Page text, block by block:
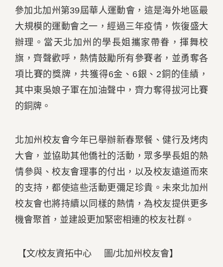
參加北加州第39屆華人運動會，這是海外地區最
大規模的運動會之一，經過三年疫情，恢復盛大
辦理。當天北加州的學長姐攜家帶眷，揮舞校
旗，齊聲歡呼，熱情鼓勵所有參賽者，並勇奪各
項比賽的獎牌，共獲得6金、6銀、2銅的佳績，
其中東吳娘子軍在加油聲中，齊力奪得拔河比賽
的銅牌。
北加州校友會今年已舉辦新春聚餐、健行及烤肉
大會，並協助其他僑社的活動，眾多學長姐的熱
情參與、校友會理事的付出，以及校友遠道而來
的支持，都使這些活動更彌足珍貴。未來北加州
校友會也將持續以同樣的熱情，為校友提供更多
機會聚首，並建設更加緊密相連的校友社群。
【文/校友資拓中心 圖/北加州校友會】